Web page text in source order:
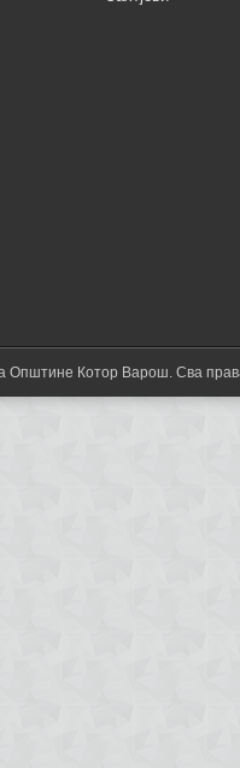
Општине Котор Варош. Сва